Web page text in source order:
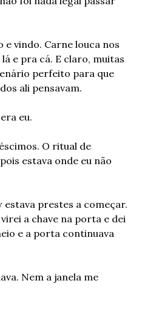
e vindo. Carne louca nos
e pra cá. E claro, muitas
perfeito para que
ali pensavam.
eu.
O ritual de
estava onde eu não
estava prestes a começar.
a chave na porta e dei
e a porta continuava
Nem a janela me